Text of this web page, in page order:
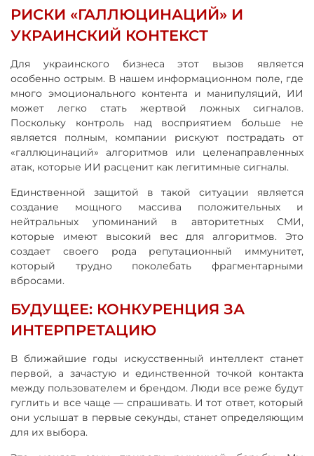
РИСКИ «ГАЛЛЮЦИНАЦИЙ» И
УКРАИНСКИЙ КОНТЕКСТ
Для украинского бизнеса этот вызов является
особенно острым. В нашем информационном поле, где
много эмоционального контента и манипуляций, ИИ
может легко стать жертвой ложных сигналов.
Поскольку контроль над восприятием больше не
является полным, компании рискуют пострадать от
«галлюцинаций» алгоритмов или целенаправленных
атак, которые ИИ расценит как легитимные сигналы.
Единственной защитой в такой ситуации является
создание мощного массива положительных и
нейтральных упоминаний в авторитетных СМИ,
которые имеют высокий вес для алгоритмов. Это
создает своего рода репутационный иммунитет,
который трудно поколебать фрагментарными
вбросами.
БУДУЩЕЕ: КОНКУРЕНЦИЯ ЗА
ИНТЕРПРЕТАЦИЮ
В ближайшие годы искусственный интеллект станет
первой, а зачастую и единственной точкой контакта
между пользователем и брендом. Люди все реже будут
гуглить и все чаще — спрашивать. И тот ответ, который
они услышат в первые секунды, станет определяющим
для их выбора.